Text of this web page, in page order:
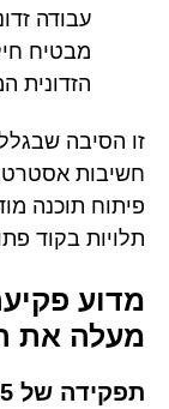
מבטיח
הזדונית
זו הסיבה
חשיבות
תלויות בקוד
מעלה את
תפקידה של CISA 2015